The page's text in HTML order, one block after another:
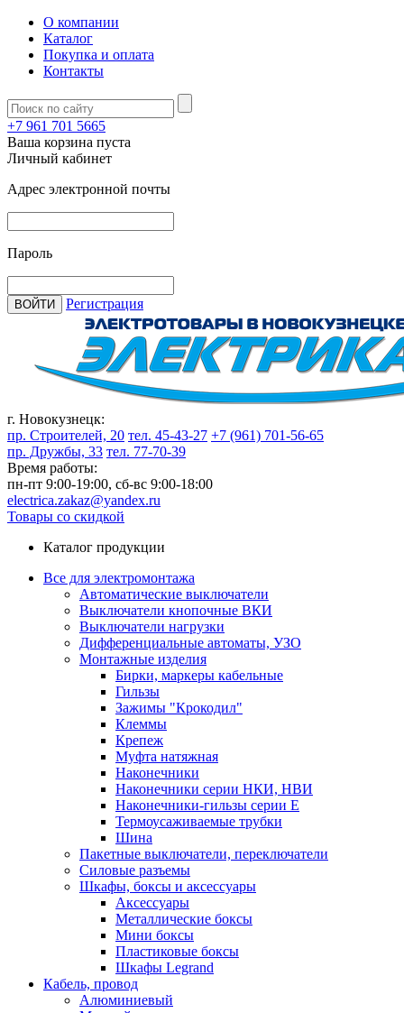
О компании
Каталог
Покупка и оплата
Контакты
+7 961 701 5665
Ваша корзина пуста
Личный кабинет
Адрес электронной почты
Пароль
ВОЙТИ Регистрация
г. Новокузнецк:
пр. Строителей, 20 тел. 45-43-27 +7 (961) 701-56-65
пр. Дружбы, 33 тел. 77-70-39
Время работы:
пн-пт 9:00-19:00, сб-вс 9:00-18:00
electrica.zakaz@yandex.ru
Товары со скидкой
Каталог продукции
Все для электромонтажа
Автоматические выключатели
Выключатели кнопочные ВКИ
Выключатели нагрузки
Дифференциальные автоматы, УЗО
Монтажные изделия
Бирки, маркеры кабельные
Гильзы
Зажимы "Крокодил"
Клеммы
Крепеж
Муфта натяжная
Наконечники
Наконечники серии НКИ, НВИ
Наконечники-гильзы серии Е
Термоусаживаемые трубки
Шина
Пакетные выключатели, переключатели
Силовые разъемы
Шкафы, боксы и аксессуары
Аксессуары
Металлические боксы
Мини боксы
Пластиковые боксы
Шкафы Legrand
Кабель, провод
Алюминиевый